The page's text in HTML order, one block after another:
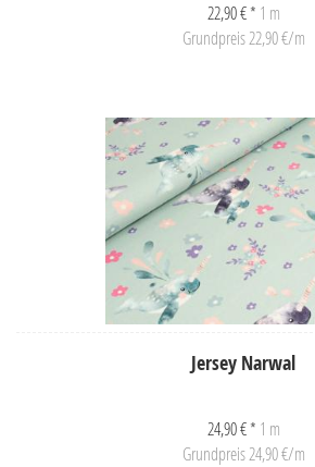
22,90 € * 1 m
Grundpreis 22,90 €/m
Jersey Narwal
24,90 € * 1 m
Grundpreis 24,90 €/m